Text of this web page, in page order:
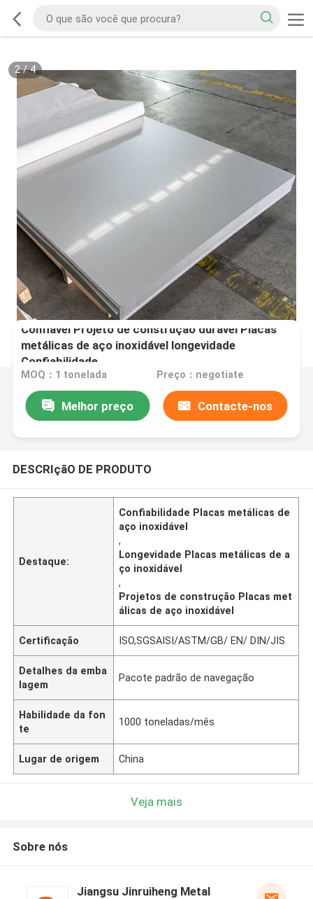
2/4
Confiável Projeto de construção durável Placas
metálicas de aço inoxidável longevidade
Confiabilidade
MOQ：1 tonelada Preço：negotiate
Melhor preço Contacte-nos
DESCRIçãO DE PRODUTO
Destaque:
Confiabilidade Placas metálicas de
aço inoxidável
,
Longevidade Placas metálicas de a
ço inoxidável
,
Projetos de construção Placas met
álicas de aço inoxidável
Certificação ISO,SGSAISI/ASTM/GB/ EN/ DIN/JIS
Detalhes da emba
lagem
Pacote padrão de navegação
Habilidade da fon
te
1000 toneladas/mês
Lugar de origem China
Veja mais
Sobre nós
Jiangsu Jinruiheng Metal